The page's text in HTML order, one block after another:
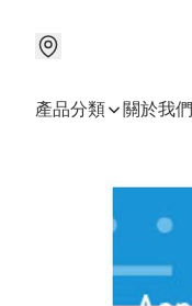
產品分類 關於我們